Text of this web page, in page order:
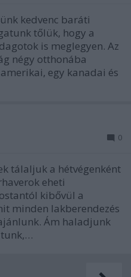
kedvenc baráti
tőlük, hogy a
is meglegyen. Az
négy otthonába
egy kanadai és
0
tálaljuk a hétvégenként
eheti
kibővül a
minden lakberendezés
Ám haladjunk